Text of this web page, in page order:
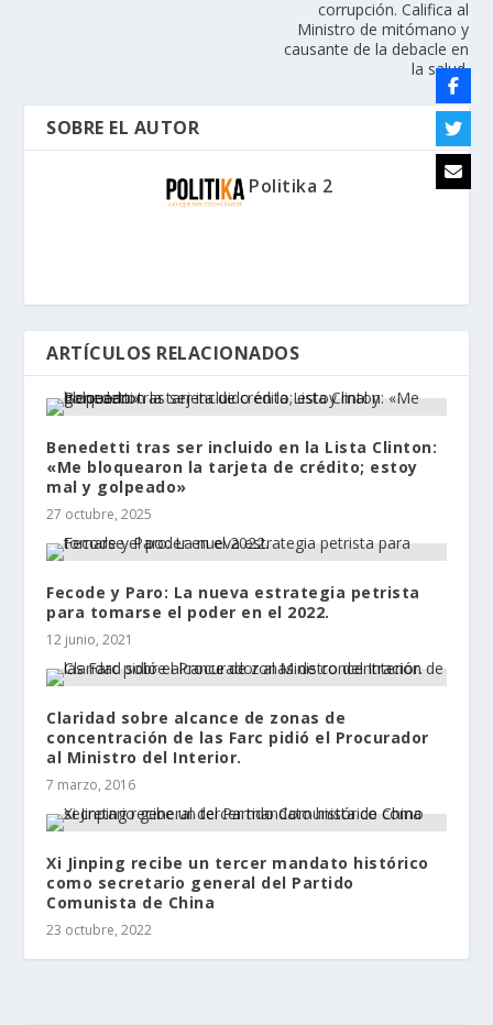
corrupción. Califica al
Ministro de mitómano y
causante de la debacle en
la salud.
SOBRE EL AUTOR
Politika 2
ARTÍCULOS RELACIONADOS
Benedetti tras ser incluido en la Lista Clinton:
«Me bloquearon la tarjeta de crédito; estoy
mal y golpeado»
27 octubre, 2025
Fecode y Paro: La nueva estrategia petrista
para tomarse el poder en el 2022.
12 junio, 2021
Claridad sobre alcance de zonas de
concentración de las Farc pidió el Procurador
al Ministro del Interior.
7 marzo, 2016
Xi Jinping recibe un tercer mandato histórico
como secretario general del Partido
Comunista de China
23 octubre, 2022